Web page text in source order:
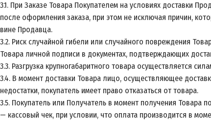
3.1. При Заказе Товара Покупателем на условиях доставки
после оформления заказа, при этом не исключая причин,
вине Продавца.
3.2. Риск случайной гибели или случайного повреждения
Товара личной подписи в документах, подтверждающих
3.3. Разгрузка крупногабаритного товара осуществляется
3.4. В момент доставки Товара лицо, осуществляющее
недостатки, покупатель имеет право отказаться от товара.
3.5. Покупатель или Получатель в момент получения Товара
— кассовый чек, при условии, что оплата производится в